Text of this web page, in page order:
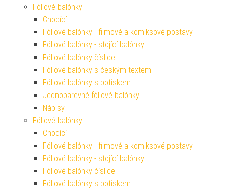
Fóliové balónky
Chodící
Fóliové balónky - filmové a komiksové postavy
Fóliové balónky - stojící balónky
Fóliové balónky číslice
Fóliové balónky s českým textem
Fóliové balónky s potiskem
Jednobarevné fóliové balónky
Nápisy
Fóliové balónky
Chodící
Fóliové balónky - filmové a komiksové postavy
Fóliové balónky - stojící balónky
Fóliové balónky číslice
Fóliové balónky s potiskem